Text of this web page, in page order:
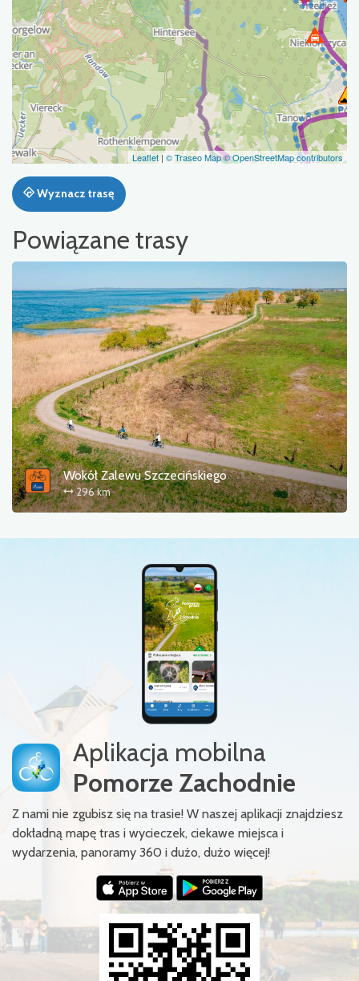
Leaflet| © Traseo Map© OpenStreetMap contributors
Wyznacz trasę
Powiązane trasy
Wokół Zalewu Szczecińskiego
296 km
Aplikacja mobilna
Pomorze Zachodnie
Z nami nie zgubisz się na trasie! W naszej aplikacji znajdziesz
dokładną mapę tras i wycieczek, ciekawe miejsca i
wydarzenia, panoramy 360 i dużo, dużo więcej!